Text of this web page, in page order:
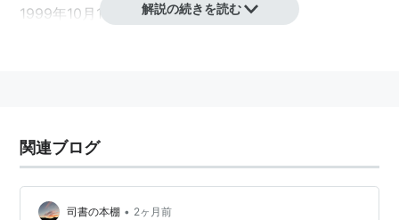
1999年10月11日、
イタリアで死去。
『あおくんときいろちゃん』
あおくんときいろちゃん (至
解説の続きを読む
関連ブログ
司書の本棚 • 2ヶ月前